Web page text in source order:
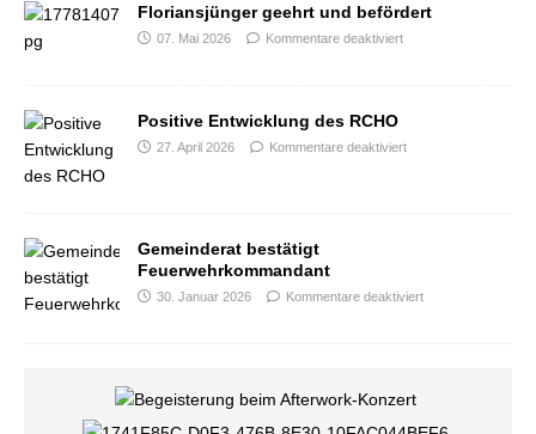
Floriansjünger geehrt und befördert
07. Mai 2026 Kommentare deaktiviert
Positive Entwicklung des RCHO
27. April 2026 Kommentare deaktiviert
Gemeinderat bestätigt
Feuerwehrkommandant
30. Januar 2026 Kommentare deaktiviert